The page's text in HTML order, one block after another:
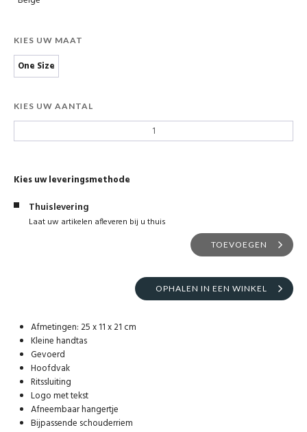
KIES UW MAAT
One Size
KIES UW AANTAL
Kies uw leveringsmethode
Thuislevering
Laat uw artikelen afleveren bij u thuis
TOEVOEGEN
OPHALEN IN EEN WINKEL
Afmetingen: 25 x 11 x 21 cm
Kleine handtas
Gevoerd
Hoofdvak
Ritssluiting
Logo met tekst
Afneembaar hangertje
Bijpassende schouderriem